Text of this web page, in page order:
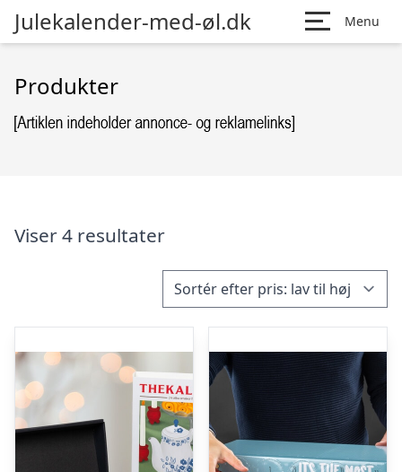
Julekalender-med-øl.dk Menu
Produkter
Viser 4 resultater